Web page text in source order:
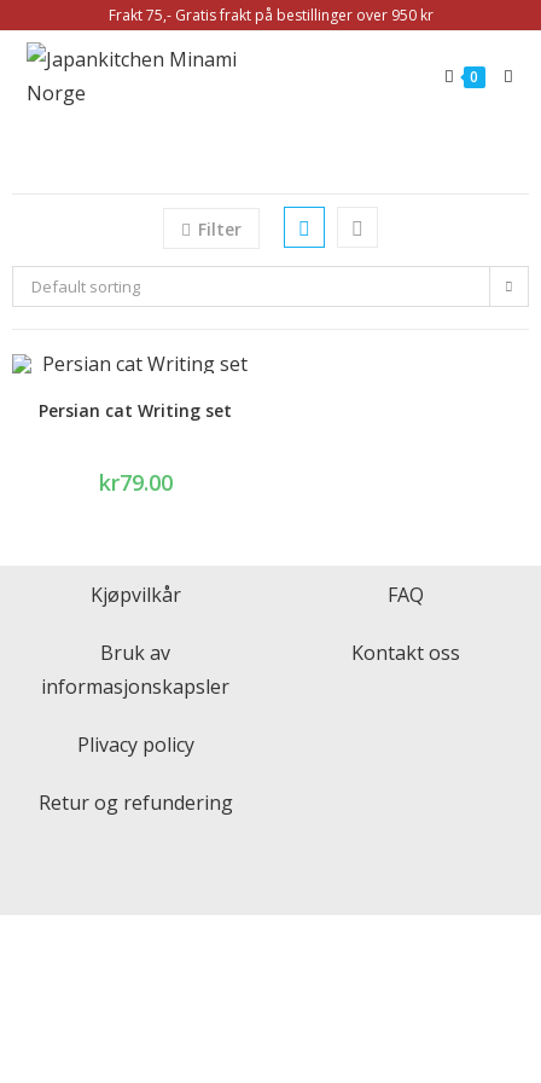
Frakt 75,- Gratis frakt på bestillinger over 950 kr
0
Filter
Default sorting
Persian cat Writing set
kr79.00
Kjøpvilkår
Bruk av
informasjonskapsler
Plivacy policy
Retur og refundering
FAQ
Kontakt oss